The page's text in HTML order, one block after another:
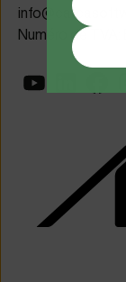
Numéro de TVA: